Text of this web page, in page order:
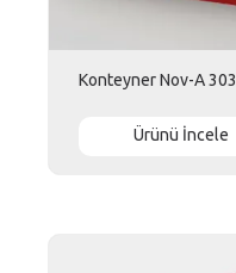
Konteyner Nov-A 303
Ürünü İncele